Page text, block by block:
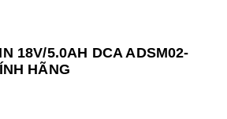
18V/5.0AH DCA ADSM02-
HÃNG